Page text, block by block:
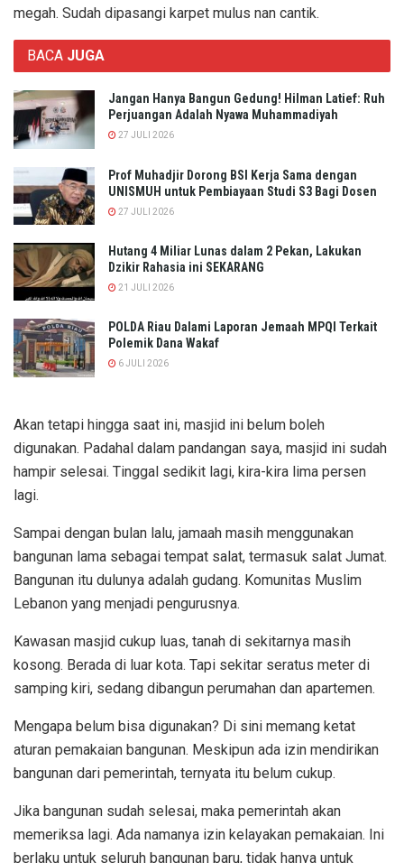
megah. Sudah dipasangi karpet mulus nan cantik.
BACA JUGA
Jangan Hanya Bangun Gedung! Hilman Latief: Ruh
Perjuangan Adalah Nyawa Muhammadiyah
27 JULI 2026
Prof Muhadjir Dorong BSI Kerja Sama dengan
UNISMUH untuk Pembiayaan Studi S3 Bagi Dosen
27 JULI 2026
Hutang 4 Miliar Lunas dalam 2 Pekan, Lakukan
Dzikir Rahasia ini SEKARANG
21 JULI 2026
POLDA Riau Dalami Laporan Jemaah MPQI Terkait
Polemik Dana Wakaf
6 JULI 2026
Akan tetapi hingga saat ini, masjid ini belum boleh
digunakan. Padahal dalam pandangan saya, masjid ini sudah
hampir selesai. Tinggal sedikit lagi, kira-kira lima persen
lagi.
Sampai dengan bulan lalu, jamaah masih menggunakan
bangunan lama sebagai tempat salat, termasuk salat Jumat.
Bangunan itu dulunya adalah gudang. Komunitas Muslim
Lebanon yang menjadi pengurusnya.
Kawasan masjid cukup luas, tanah di sekitarnya masih
kosong. Berada di luar kota. Tapi sekitar seratus meter di
samping kiri, sedang dibangun perumahan dan apartemen.
Mengapa belum bisa digunakan? Di sini memang ketat
aturan pemakaian bangunan. Meskipun ada izin mendirikan
bangunan dari pemerintah, ternyata itu belum cukup.
Jika bangunan sudah selesai, maka pemerintah akan
memeriksa lagi. Ada namanya izin kelayakan pemakaian. Ini
berlaku untuk seluruh bangunan baru, tidak hanya untuk